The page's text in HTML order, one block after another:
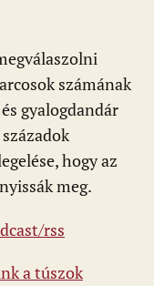
számának
gyalogdandár
hogy az
meg.
rss
a túszok